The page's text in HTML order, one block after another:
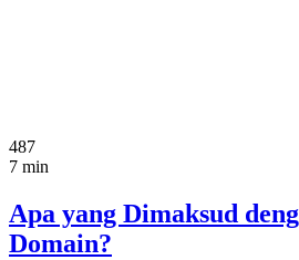
487
7 min
Apa yang Dimaksud
Domain?